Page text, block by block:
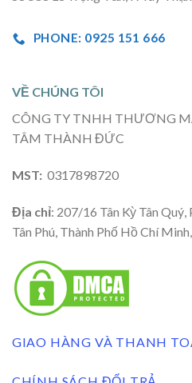
PHONE: 0925 151 666
VỀ CHÚNG TÔI
CÔNG TY TNHH THƯƠNG
TÂM THÀNH ĐỨC
MST: 0317898720
Địa chỉ: 207/16 Tân Kỳ Tân
Tân Phú, Thành Phố Hồ Chí
GIAO HÀNG VÀ THANH